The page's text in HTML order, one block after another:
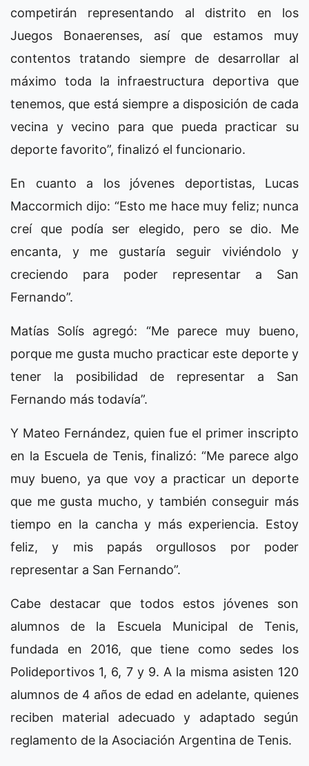
competirán representando al distrito en los
Juegos Bonaerenses, así que estamos muy
contentos tratando siempre de desarrollar al
máximo toda la infraestructura deportiva que
tenemos, que está siempre a disposición de cada
vecina y vecino para que pueda practicar su
deporte favorito”, finalizó el funcionario.
En cuanto a los jóvenes deportistas, Lucas
Maccormich dijo: “Esto me hace muy feliz; nunca
creí que podía ser elegido, pero se dio. Me
encanta, y me gustaría seguir viviéndolo y
creciendo para poder representar a San
Fernando”.
Matías Solís agregó: “Me parece muy bueno,
porque me gusta mucho practicar este deporte y
tener la posibilidad de representar a San
Fernando más todavía”.
Y Mateo Fernández, quien fue el primer inscripto
en la Escuela de Tenis, finalizó: “Me parece algo
muy bueno, ya que voy a practicar un deporte
que me gusta mucho, y también conseguir más
tiempo en la cancha y más experiencia. Estoy
feliz, y mis papás orgullosos por poder
representar a San Fernando”.
Cabe destacar que todos estos jóvenes son
alumnos de la Escuela Municipal de Tenis,
fundada en 2016, que tiene como sedes los
Polideportivos 1, 6, 7 y 9. A la misma asisten 120
alumnos de 4 años de edad en adelante, quienes
reciben material adecuado y adaptado según
reglamento de la Asociación Argentina de Tenis.